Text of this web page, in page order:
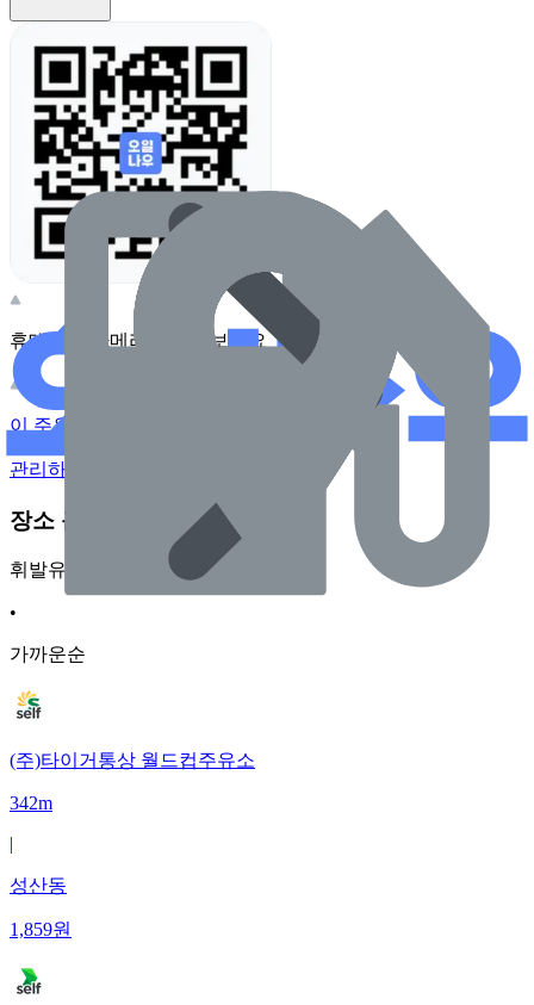
휴대전화 카메라로 찍어보세요
이 주유소의 사장님이신가요?
관리하기
장소 근처 주유소
휘발유
•
가까운순
(주)타이거통상 월드컵주유소
342m
|
성산동
1,859원